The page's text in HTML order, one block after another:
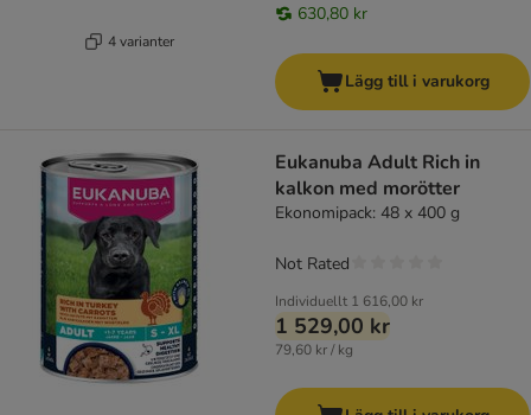
4 varianter
630,80 kr
Lägg till i varukorg
Eukanuba Adult Rich in
kalkon med morötter
Ekonomipack: 48 x 400 g
Individuellt 1 616,00 kr
1 529,00 kr
79,60 kr / kg
Not Rated